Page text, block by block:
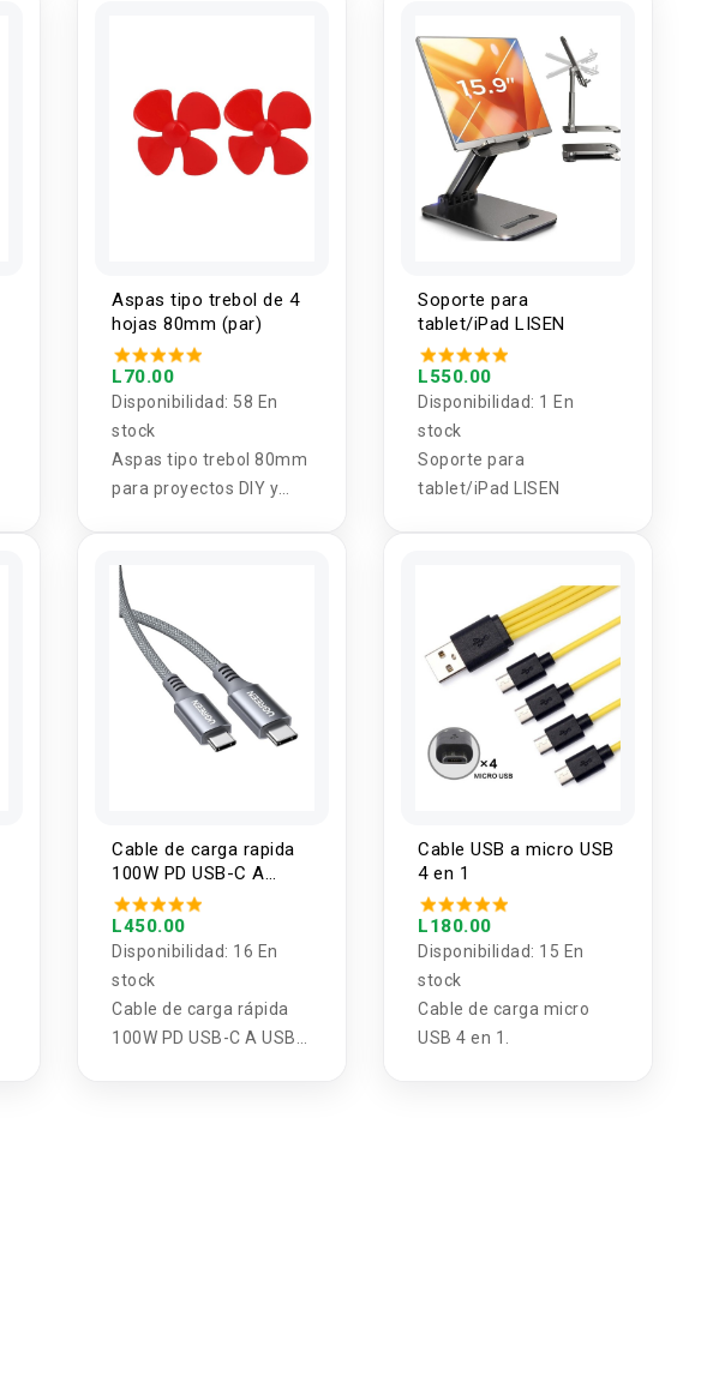
Aspas tipo trebol de 4
hojas 80mm (par)
L70.00
Disponibilidad: 58 En
stock
Aspas tipo trebol 80mm
para proyectos DIY y
Soporte para
tablet/iPad LISEN
L550.00
Disponibilidad: 1 En
stock
Soporte para
tablet/iPad LISEN
Cable de carga rapida
100W PD USB-C A
USB-C UGREEN
L450.00
Disponibilidad: 16 En
stock
Cable de carga rápida
100W PD USB-C A USB-
Cable USB a micro USB
4 en 1
L180.00
Disponibilidad: 15 En
stock
Cable de carga micro
USB 4 en 1.